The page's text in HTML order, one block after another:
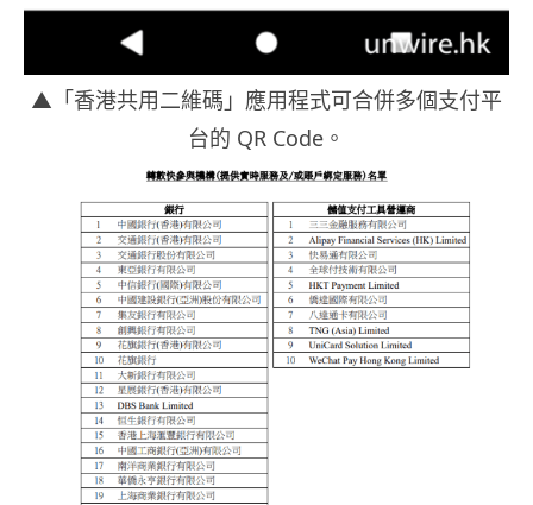
▲「香港共用二維碼」應用程式可合併多個支付平
台的 QR Code。